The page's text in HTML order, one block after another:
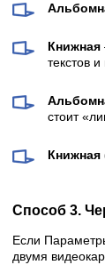
Книжная
текстов и
стоит
Книжная
Способ 3.
Если
двумя